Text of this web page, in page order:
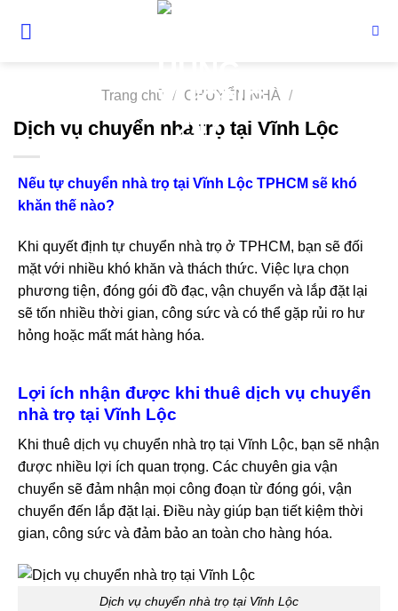
Trang chủ / CHUYỂN NHÀ /
Dịch vụ chuyển nhà trọ tại Vĩnh Lộc
Nếu tự chuyển nhà trọ tại Vĩnh Lộc TPHCM sẽ khó
khăn thế nào?
Khi quyết định tự chuyển nhà trọ ở TPHCM, bạn sẽ đối
mặt với nhiều khó khăn và thách thức. Việc lựa chọn
phương tiện, đóng gói đồ đạc, vận chuyển và lắp đặt lại
sẽ tốn nhiều thời gian, công sức và có thể gặp rủi ro hư
hỏng hoặc mất mát hàng hóa.
Lợi ích nhận được khi thuê dịch vụ chuyển
nhà trọ tại Vĩnh Lộc
Khi thuê dịch vụ chuyển nhà trọ tại Vĩnh Lộc, bạn sẽ nhận
được nhiều lợi ích quan trọng. Các chuyên gia vận
chuyển sẽ đảm nhận mọi công đoạn từ đóng gói, vận
chuyển đến lắp đặt lại. Điều này giúp bạn tiết kiệm thời
gian, công sức và đảm bảo an toàn cho hàng hóa.
Dịch vụ chuyển nhà trọ tại Vĩnh Lộc